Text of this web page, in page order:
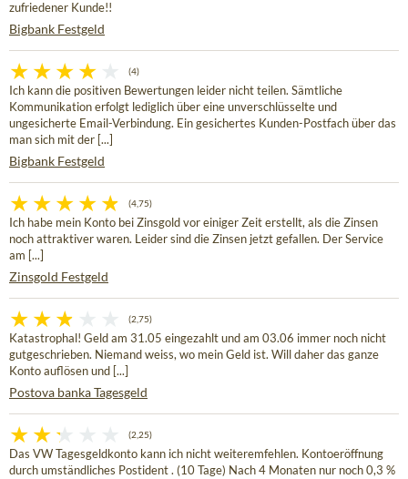
zufriedener Kunde!!
Bigbank Festgeld
(4)
Ich kann die positiven Bewertungen leider nicht teilen. Sämtliche
Kommunikation erfolgt lediglich über eine unverschlüsselte und
ungesicherte Email-Verbindung. Ein gesichertes Kunden-Postfach über das
man sich mit der [...]
Bigbank Festgeld
(4,75)
Ich habe mein Konto bei Zinsgold vor einiger Zeit erstellt, als die Zinsen
noch attraktiver waren. Leider sind die Zinsen jetzt gefallen. Der Service
am [...]
Zinsgold Festgeld
(2,75)
Katastrophal! Geld am 31.05 eingezahlt und am 03.06 immer noch nicht
gutgeschrieben. Niemand weiss, wo mein Geld ist. Will daher das ganze
Konto auflösen und [...]
Postova banka Tagesgeld
(2,25)
Das VW Tagesgeldkonto kann ich nicht weiteremfehlen. Kontoeröffnung
durch umständliches Postident . (10 Tage) Nach 4 Monaten nur noch 0,3 %